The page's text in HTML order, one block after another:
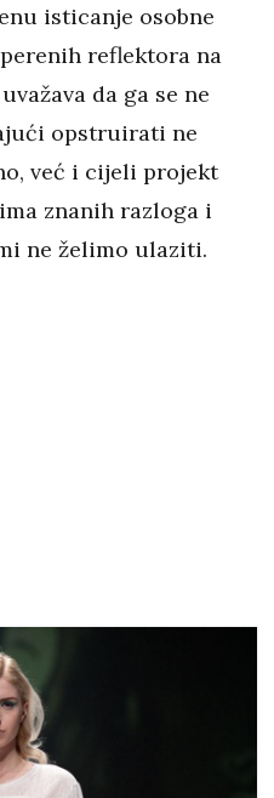
isticanje osobne
reflektora na
da ga se ne
opstruirati ne
već i cijeli projekt
znanih razloga i
ne želimo ulaziti.